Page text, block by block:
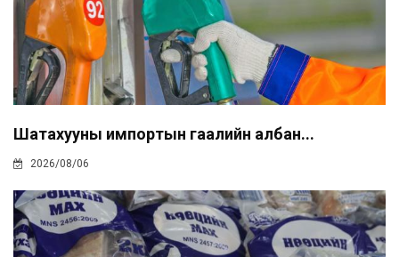
Шатахууны импортын гаалийн албан...
2026/08/06